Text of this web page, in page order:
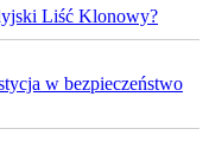
Liść Klonowy?
w bezpieczeństwo